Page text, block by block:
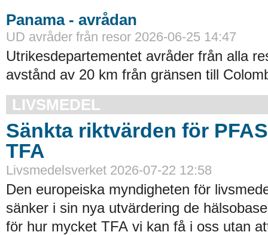
Panama - avrådan
UD avråder från resor 2026-06-25 14:47
Utrikesdepartementet avråder från alla
avstånd av 20 km från gränsen till
LIVSMEDEL
Sänkta riktvärden för
TFA
Livsmedelsverket 2026-07-22 12:58
Den europeiska myndigheten för
sänker i sin nya utvärdering de
för hur mycket TFA vi kan få i oss utan